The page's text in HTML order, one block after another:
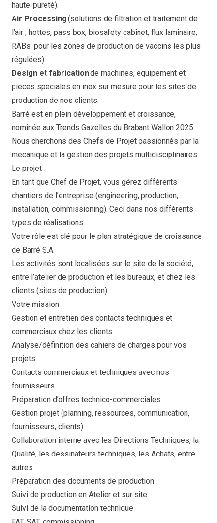
haute-pureté).
Air Processing(solutions de filtration et traitement de
l’air ; hottes, pass box, biosafety cabinet, flux laminaire,
RABs; pour les zones de production de vaccins les plus
régulées)
Design et fabricationde machines, équipement et
pièces spéciales en inox sur mesure pour les sites de
production de nos clients.
Barré est en plein développement et croissance,
nominée aux Trends Gazelles du Brabant Wallon 2025.
Nous cherchons des Chefs de Projet passionnés par la
mécanique et la gestion des projets multidisciplinaires.
Le projet
En tant que Chef de Projet, vous gérez différents
chantiers de l’entreprise (engineering, production,
installation, commissioning). Ceci dans nos différents
types de réalisations.
Votre rôle est clé pour le plan stratégique de croissance
de Barré S.A.
Les activités sont localisées sur le site de la société,
entre l’atelier de production et les bureaux, et chez les
clients (sites de production).
Votre mission
Gestion et entretien des contacts techniques et
commerciaux chez les clients
Analyse/définition des cahiers de charges pour vos
projets
Contacts commerciaux et techniques avec nos
fournisseurs
Préparation d’offres technico-commerciales
Gestion projet (planning, ressources, communication,
fournisseurs, clients)
Collaboration interne avec les Directions Techniques, la
Qualité, les dessinateurs techniques, les Achats, entre
autres
Préparation des documents de production
Suivi de production en Atelier et sur site
Suivi de la documentation technique